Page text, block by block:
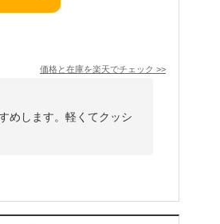
価格と在庫を楽天でチェック >>
めします。軽くてクッシ